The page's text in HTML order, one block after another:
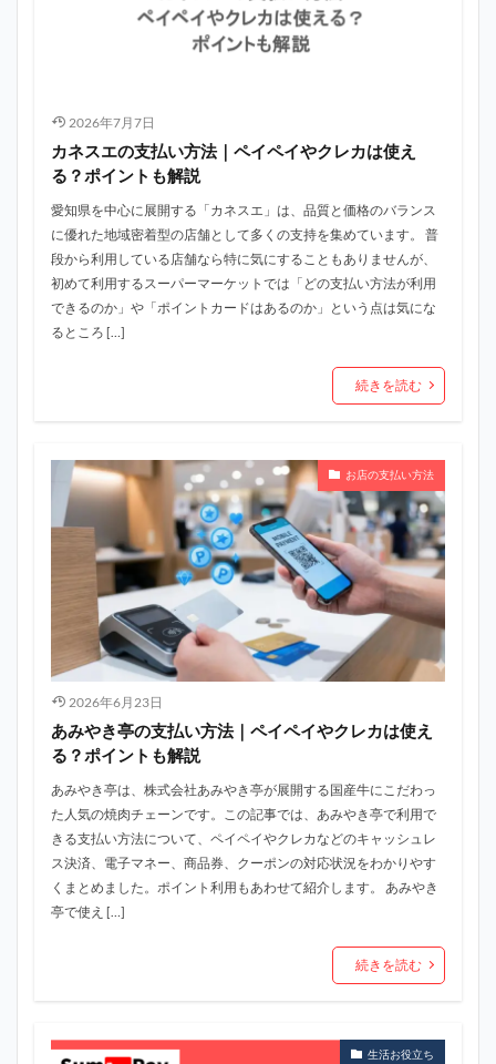
2026年7月7日
カネスエの支払い方法｜ペイペイやクレカは使え
る？ポイントも解説
愛知県を中心に展開する「カネスエ」は、品質と価格のバランス
に優れた地域密着型の店舗として多くの支持を集めています。 普
段から利用している店舗なら特に気にすることもありませんが、
初めて利用するスーパーマーケットでは「どの支払い方法が利用
できるのか」や「ポイントカードはあるのか」という点は気にな
るところ […]
続きを読む
お店の支払い方法
2026年6月23日
あみやき亭の支払い方法｜ペイペイやクレカは使え
る？ポイントも解説
あみやき亭は、株式会社あみやき亭が展開する国産牛にこだわっ
た人気の焼肉チェーンです。この記事では、あみやき亭で利用で
きる支払い方法について、ペイペイやクレカなどのキャッシュレ
ス決済、電子マネー、商品券、クーポンの対応状況をわかりやす
くまとめました。ポイント利用もあわせて紹介します。 あみやき
亭で使え […]
続きを読む
生活お役立ち